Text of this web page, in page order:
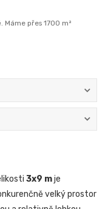
Máme přes 1700 m²
3x9 mje
velký prostor